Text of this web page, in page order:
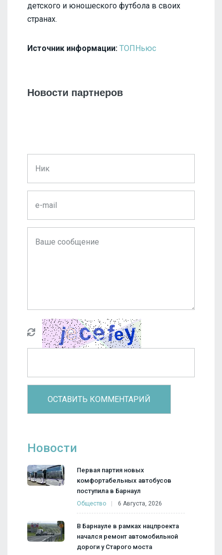
детского и юношеского футбола в своих
странах.
Источник информации: ТОПНьюс
Новости партнеров
Новости
Первая партия новых
комфортабельных автобусов
поступила в Барнаул
Общество 6 Августа, 2026
В Барнауле в рамках нацпроекта
начался ремонт автомобильной
дороги у Старого моста